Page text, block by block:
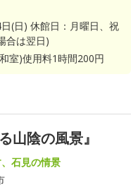
(日) 休館日：月曜日、祝
合は翌日)
室)使用料1時間200円
山陰の風景』
石見の情景